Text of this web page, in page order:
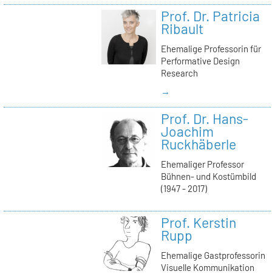
Prof. Dr. Patricia
Ribault
Ehemalige Professorin für
Performative Design
Research
→
Prof. Dr. Hans-
Joachim
Ruckhäberle
Ehemaliger Professor
Bühnen- und Kostümbild
(1947 - 2017)
Prof. Kerstin
Rupp
Ehemalige Gastprofessorin
Visuelle Kommunikation